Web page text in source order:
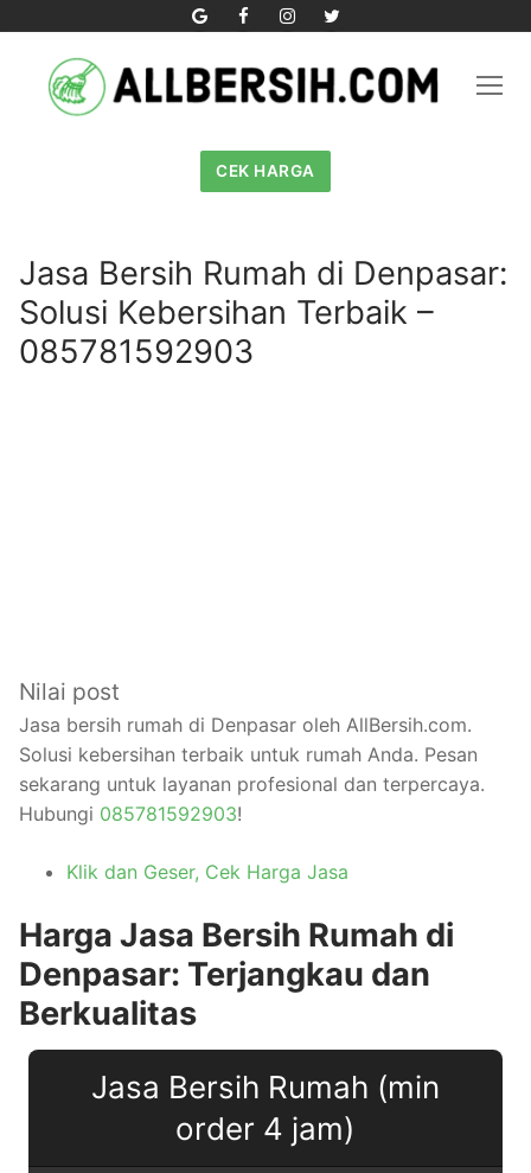
content
CEK HARGA
Jasa Bersih Rumah di Denpasar:
Solusi Kebersihan Terbaik –
085781592903
Nilai post
Jasa bersih rumah di Denpasar oleh AllBersih.com.
Solusi kebersihan terbaik untuk rumah Anda. Pesan
sekarang untuk layanan profesional dan terpercaya.
Hubungi 085781592903!
Klik dan Geser, Cek Harga Jasa
Harga Jasa Bersih Rumah di
Denpasar: Terjangkau dan
Berkualitas
Jasa Bersih Rumah (min
order 4 jam)